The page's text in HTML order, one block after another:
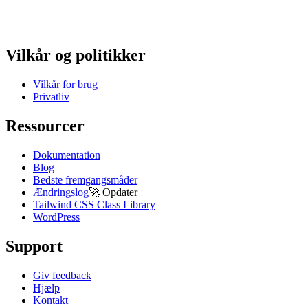
Vilkår og politikker
Vilkår for brug
Privatliv
Ressourcer
Dokumentation
Blog
Bedste fremgangsmåder
Ændringslog🚀 Opdater
Tailwind CSS Class Library
WordPress
Support
Giv feedback
Hjælp
Kontakt